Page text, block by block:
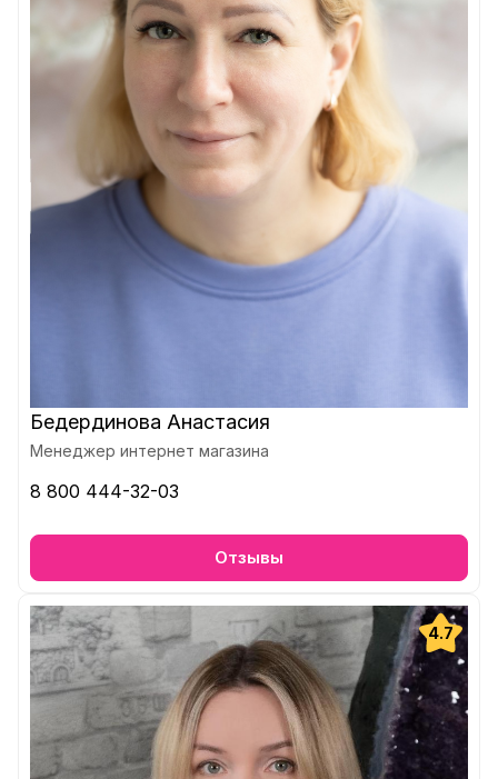
Бедердинова Анастасия
Менеджер интернет магазина
8 800 444-32-03
Отзывы
4.7